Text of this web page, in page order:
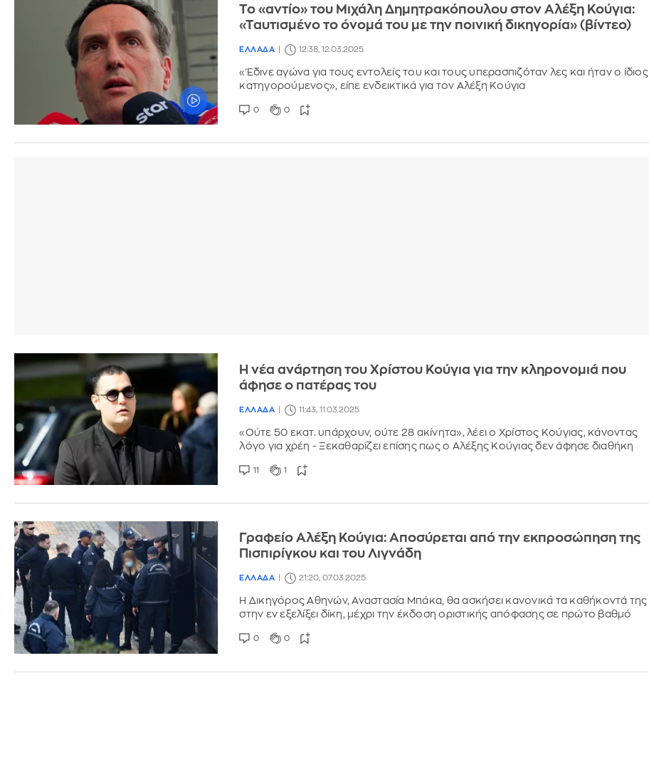
Το «αντίο» του Μιχάλη Δημητρακόπουλου στον Αλέξη Κούγια:
«Ταυτισμένο το όνομά του με την ποινική δικηγορία» (βίντεο)
ΕΛΛΑΔΑ 12:38, 12.03.2025
«Έδινε αγώνα για τους εντολείς του και τους υπερασπιζόταν λες και ήταν ο ίδιος
κατηγορούμενος», είπε ενδεικτικά για τον Αλέξη Κούγια
0 0
Η νέα ανάρτηση του Χρίστου Κούγια για την κληρονομιά που
άφησε ο πατέρας του
ΕΛΛΑΔΑ 11:43, 11.03.2025
«Ούτε 50 εκατ. υπάρχουν, ούτε 28 ακίνητα», λέει ο Χρίστος Κούγιας, κάνοντας
λόγο για χρέη - Ξεκαθαρίζει επίσης πως ο Αλέξης Κούγιας δεν άφησε διαθήκη
11 1
Γραφείο Αλέξη Κούγια: Αποσύρεται από την εκπροσώπηση της
Πισπιρίγκου και του Λιγνάδη
ΕΛΛΑΔΑ 21:20, 07.03.2025
Η Δικηγόρος Αθηνών, Αναστασία Μπάκα, θα ασκήσει κανονικά τα καθήκοντά της
στην εν εξελίξει δίκη, μέχρι την έκδοση οριστικής απόφασης σε πρώτο βαθμό
0 0